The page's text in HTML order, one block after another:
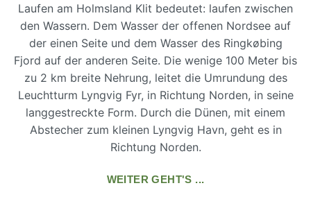
Laufen am Holmsland Klit bedeutet: laufen zwischen
den Wassern. Dem Wasser der offenen Nordsee auf
der einen Seite und dem Wasser des Ringkøbing
Fjord auf der anderen Seite. Die wenige 100 Meter bis
zu 2 km breite Nehrung, leitet die Umrundung des
Leuchtturm Lyngvig Fyr, in Richtung Norden, in seine
langgestreckte Form. Durch die Dünen, mit einem
Abstecher zum kleinen Lyngvig Havn, geht es in
Richtung Norden.
WEITER GEHT'S ...